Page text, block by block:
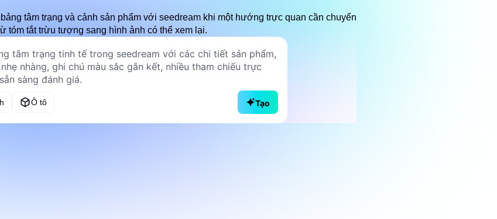
tâm trạng và cảnh sản phẩm với seedream khi một hướng trực quan cần chuyển
tóm tắt trừu tượng sang hình ảnh có thể xem lại.
Ô tô Tạo